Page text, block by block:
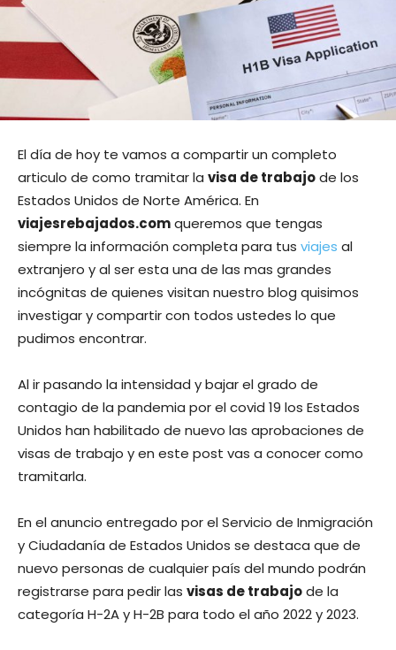
El día de hoy te vamos a compartir un completo
articulo de como tramitar la visa de trabajode los
Estados Unidos de Norte América. En
viajesrebajados.comqueremos que tengas
siempre la información completa para tus viajes al
extranjero y al ser esta una de las mas grandes
incógnitas de quienes visitan nuestro blog quisimos
investigar y compartir con todos ustedes lo que
pudimos encontrar.
Al ir pasando la intensidad y bajar el grado de
contagio de la pandemia por el covid 19 los Estados
Unidos han habilitado de nuevo las aprobaciones de
visas de trabajo y en este post vas a conocer como
tramitarla.
En el anuncio entregado por el Servicio de Inmigración
y Ciudadanía de Estados Unidos se destaca que de
nuevo personas de cualquier país del mundo podrán
registrarse para pedir las visas de trabajode la
categoría H-2A y H-2B para todo el año 2022 y 2023.